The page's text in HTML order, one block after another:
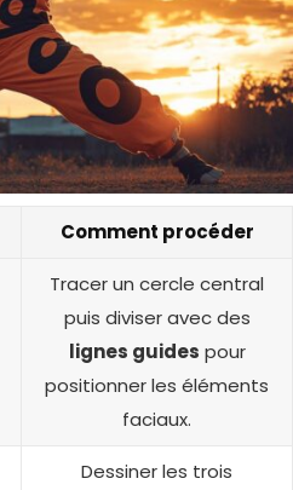
Comment procéder
Tracer un cercle central
puis diviser avec des
lignes guides pour
positionner les éléments
faciaux.
Dessiner les trois